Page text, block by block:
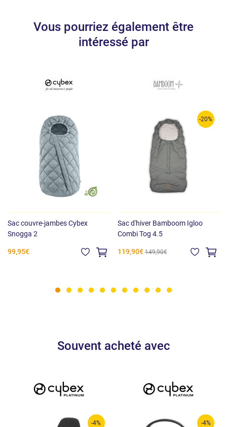
Vous pourriez également être
intéressé par
Sac couvre-jambes Cybex
Snogga 2
99,95€
-20%
Sac d'hiver Bamboom Igloo
Combi Tog 4.5
119,90€ 149,90€
Souvent acheté avec
-4% -4%